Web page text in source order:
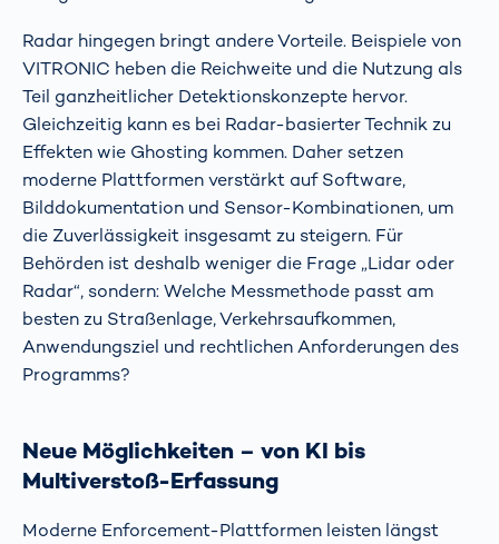
Radar hingegen bringt andere Vorteile. Beispiele von
VITRONIC heben die Reichweite und die Nutzung als
Teil ganzheitlicher Detektionskonzepte hervor.
Gleichzeitig kann es bei Radar-basierter Technik zu
Effekten wie Ghosting kommen. Daher setzen
moderne Plattformen verstärkt auf Software,
Bilddokumentation und Sensor-Kombinationen, um
die Zuverlässigkeit insgesamt zu steigern. Für
Behörden ist deshalb weniger die Frage „Lidar oder
Radar“, sondern: Welche Messmethode passt am
besten zu Straßenlage, Verkehrsaufkommen,
Anwendungsziel und rechtlichen Anforderungen des
Programms?
Neue Möglichkeiten – von KI bis
Multiverstoß-Erfassung
Moderne Enforcement-Plattformen leisten längst